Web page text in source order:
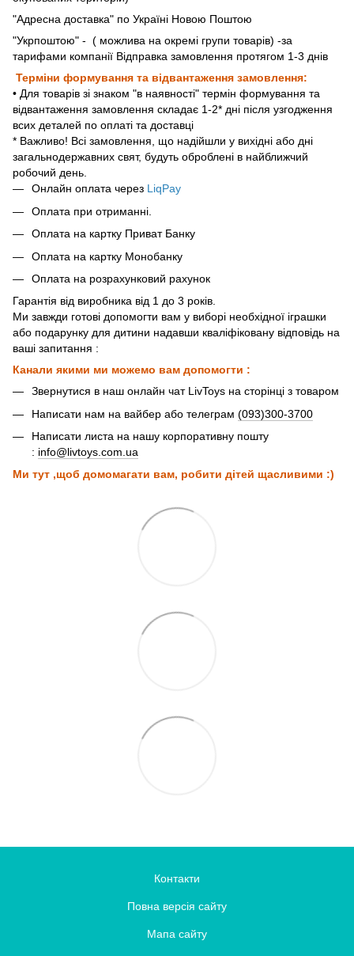
"Адресна доставка" по Україні Новою Поштою
"Укрпоштою" - ( можлива на окремі групи товарів) -за
тарифами компанії Відправка замовлення протягом 1-3 днів
Терміни формування та відвантаження замовлення:
• Для товарів зі знаком "в наявності" термін формування та
відвантаження замовлення складає 1-2* дні після узгодження
всих деталей по оплаті та доставці
* Важливо! Всі замовлення, що надійшли у вихідні або дні
загальнодержавних свят, будуть оброблені в найближчий
робочий день.
Онлайн оплата через LiqPay
Оплата при отриманні.
Оплата на картку Приват Банку
Оплата на картку Монобанку
Оплата на розрахунковий рахунок
Гарантія від виробника від 1 до 3 років.
Ми завжди готові допомогти вам у виборі необхідної іграшки
або подарунку для дитини надавши кваліфіковану відповідь на
ваші запитання :
Канали якими ми можемо вам допомогти :
Звернутися в наш онлайн чат LivToys на сторінці з товаром
Написати нам на вайбер або телеграм (093)300-3700
Написати листа на нашу корпоративну пошту
: info@livtoys.com.ua
Ми тут ,щоб домомагати вам, робити дітей щасливими :)
Контакти
Повна версія сайту
Мапа сайту